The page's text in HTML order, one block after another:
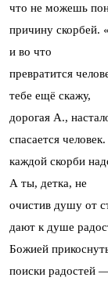
что не можешь
причину скорбей.
и во что
превратится
тебе ещё скажу,
дорогая А.,
спасается
каждой скорби
А ты, детка, не
очистив душу от
дают к душе
Божией
поиски радостей